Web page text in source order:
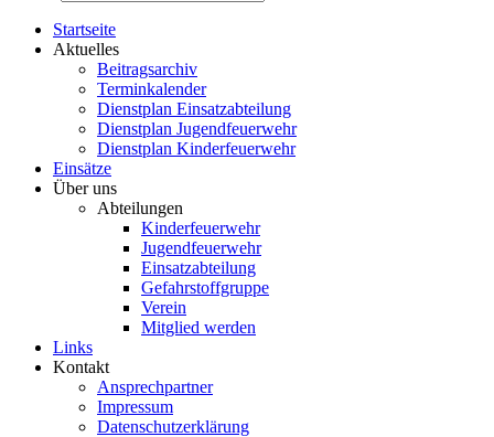
Startseite
Aktuelles
Beitragsarchiv
Terminkalender
Dienstplan Einsatzabteilung
Dienstplan Jugendfeuerwehr
Dienstplan Kinderfeuerwehr
Einsätze
Über uns
Abteilungen
Kinderfeuerwehr
Jugendfeuerwehr
Einsatzabteilung
Gefahrstoffgruppe
Verein
Mitglied werden
Links
Kontakt
Ansprechpartner
Impressum
Datenschutzerklärung